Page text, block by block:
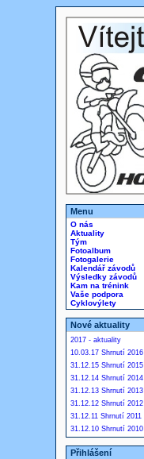
Menu
O nás
Aktuality
Tým
Fotoalbum
Fotogalerie
Kalendář závodů
Výsledky závodů
Kam na trénink
Vaše podpora
Cyklovýlety
Nové aktuality
2017 - aktuality
10.03.17 Shrnutí 2016
31.12.15 Shrnutí 2015
31.12.14 Shrnutí 2014
31.12.13 Shrnutí 2013
31.12.12 Shrnutí 2012
31.12.11 Shrnutí 2011
31.12.10 Shrnutí 2010
Přihlášení